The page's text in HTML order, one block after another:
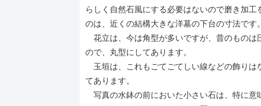
らしく自然石風にする必要はないので磨き加
のは、近くの結構大きな洋墓の下台の寸法です
花立は、今は角型が多いですが、昔のものは
ので、丸型にしてあります。
玉垣は、これもごてごてしい線などの飾りは
てあります。
写真の水鉢の前においた小さい石は、特に意